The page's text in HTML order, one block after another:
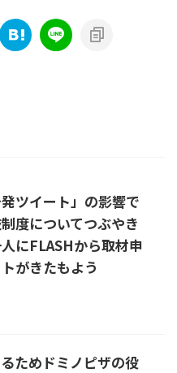
発ツイート」の影響で
度についてつぶやき
にFLASHから取材申
がきたもよう
ためドミノピザの役